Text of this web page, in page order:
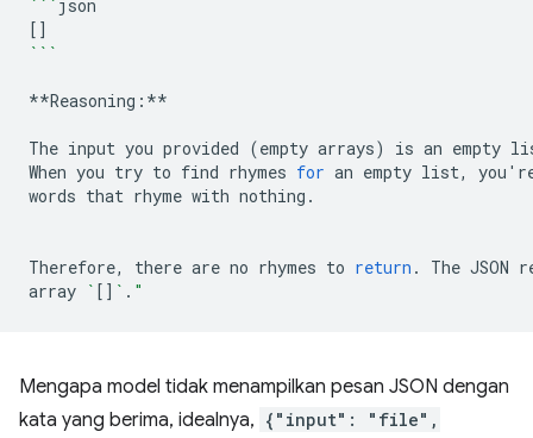
```
[]
```
**Reasoning:**
The input you provided (empty arrays) is an empty
When you try to find rhymes for an empty list, you '
words that rhyme with nothing.
Therefore, there are no rhymes to return . The JSON
array ` [] ` . "
Mengapa model tidak menampilkan pesan JSON dengan
kata yang berima, idealnya, {"input": "file",